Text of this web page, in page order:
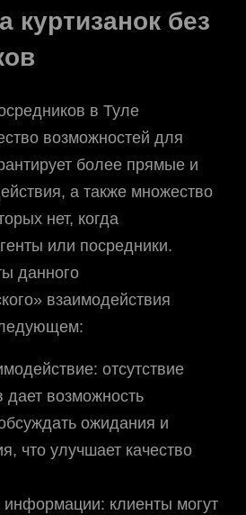
куртизанок без
в Туле
возможностей для
более прямые и
а также множество
нет, когда
или посредники.
данного
взаимодействия
отсутствие
дает возможность
ожидания и
что улучшает качество
информации: клиенты могут